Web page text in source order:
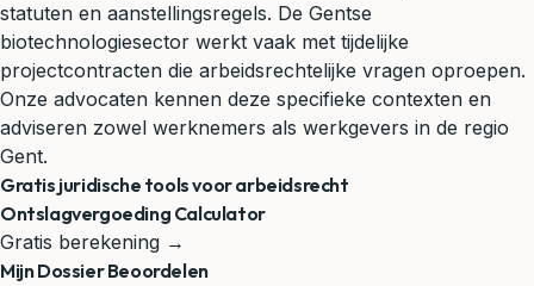
statuten en aanstellingsregels. De Gentse
biotechnologiesector werkt vaak met tijdelijke
projectcontracten die arbeidsrechtelijke vragen oproepen.
Onze advocaten kennen deze specifieke contexten en
adviseren zowel werknemers als werkgevers in de regio
Gent.
Gratis juridische tools voor arbeidsrecht
Ontslagvergoeding Calculator
Gratis berekening →
Mijn Dossier Beoordelen